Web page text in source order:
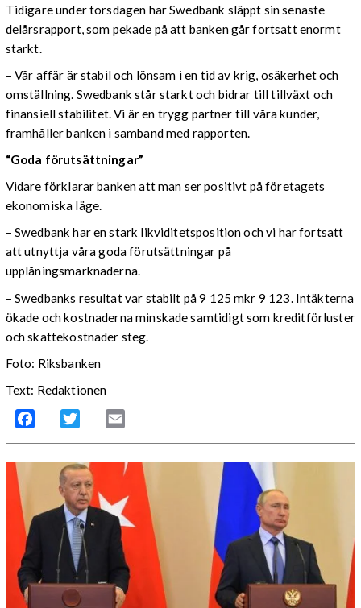
Tidigare under torsdagen har Swedbank släppt sin senaste
delårsrapport, som pekade på att banken går fortsatt enormt
starkt.
– Vår affär är stabil och lönsam i en tid av krig, osäkerhet och
omställning. Swedbank står starkt och bidrar till tillväxt och
finansiell stabilitet. Vi är en trygg partner till våra kunder,
framhåller banken i samband med rapporten.
“Goda förutsättningar”
Vidare förklarar banken att man ser positivt på företagets
ekonomiska läge.
– Swedbank har en stark likviditetsposition och vi har fortsatt
att utnyttja våra goda förutsättningar på
upplåningsmarknaderna.
– Swedbanks resultat var stabilt på 9 125 mkr 9 123. Intäkterna
ökade och kostnaderna minskade samtidigt som kreditförluster
och skattekostnader steg.
Foto: Riksbanken
Text: Redaktionen
Facebook Twitter